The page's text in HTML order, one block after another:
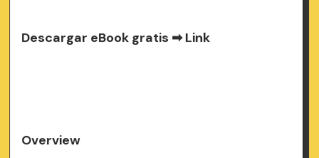
Descargar eBook gratis ➡Link
Overview